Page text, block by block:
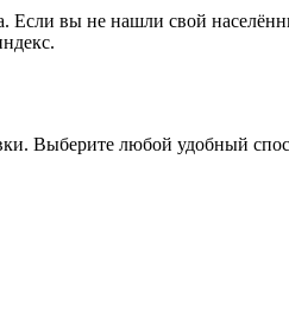
Если вы не нашли свой
Выберите любой удобный